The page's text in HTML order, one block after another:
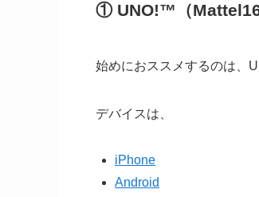
① UNO!™（
始めにおススメするのは、
デバイスは、
iPhone
Android